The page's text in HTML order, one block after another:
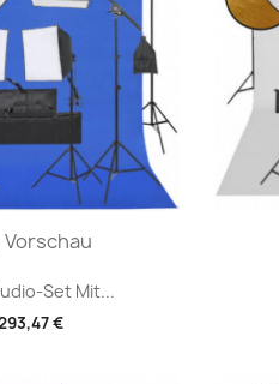
Set Mit...
€
Vorschau